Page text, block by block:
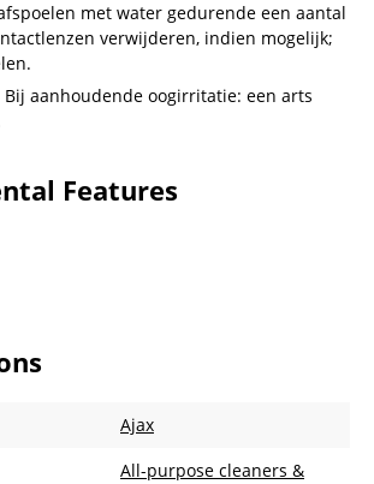
met water gedurende een aantal
verwijderen, indien mogelijk;
Bij aanhoudende oogirritatie: een arts
Features
Ajax
All-purpose cleaners &